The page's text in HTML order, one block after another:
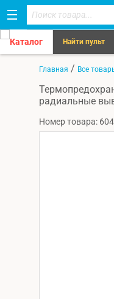
Каталог Найти пульт
Главная / Все
радиальные
Номер товара: